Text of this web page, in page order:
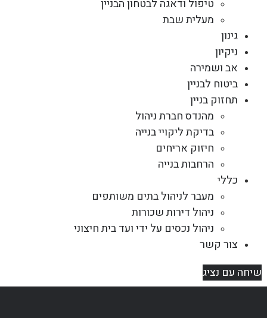
טיפול ודאגה לבטחון הבניין
מעלית שבת
גינון
ניקיון
אב ושמירה
ביטוח לבניין
תחזוק בניין
מהנדס חברת ניהול
בדיקת ליקויי בנייה
חיזוק אריחים
הרחבות בנייה
כללי
מעבר לניהול בתים משותפים
ניהול דירות שכורות
ניהול נכסים על ידי ועד בית חיצוני
צור קשר
שיחה עם נציג